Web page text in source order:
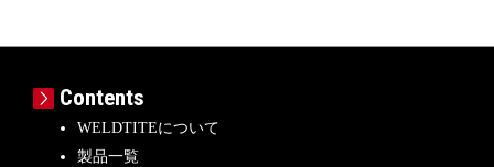
Contents
WELDTITEについて
製品一覧